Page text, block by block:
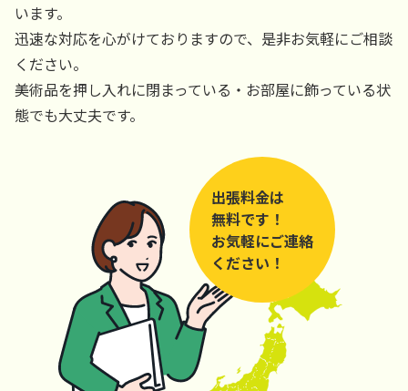
います。
迅速な対応を心がけておりますので、是非お気軽にご相談
ください。
美術品を押し入れに閉まっている・お部屋に飾っている状
態でも大丈夫です。
出張料金は
無料です！
お気軽にご連絡
ください！